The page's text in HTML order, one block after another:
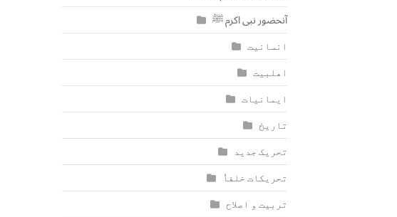
آنحضور نبی اکرم ﷺ
انسانیت
اھلبیت
ایمانیات
تاریخ
تحریک جدید
تحریکات خلفاٗ
تربیت و اصلاح